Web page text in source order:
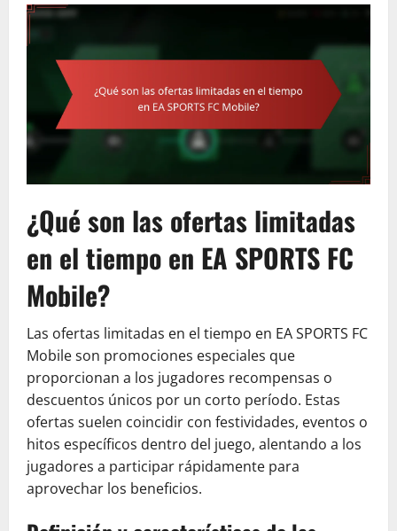
¿Qué son las ofertas limitadas
en el tiempo en EA SPORTS FC
Mobile?
Las ofertas limitadas en el tiempo en EA SPORTS FC
Mobile son promociones especiales que
proporcionan a los jugadores recompensas o
descuentos únicos por un corto período. Estas
ofertas suelen coincidir con festividades, eventos o
hitos específicos dentro del juego, alentando a los
jugadores a participar rápidamente para
aprovechar los beneficios.